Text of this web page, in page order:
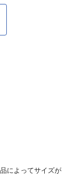
によってサイズが